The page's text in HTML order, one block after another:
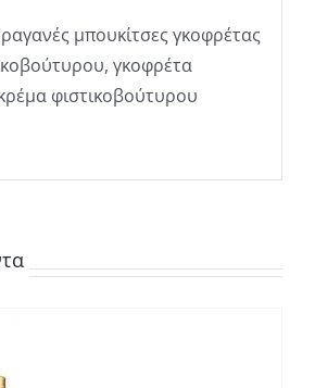
μπουκίτσες γκοφρέτας
γκοφρέτα
φιστικοβούτυρου